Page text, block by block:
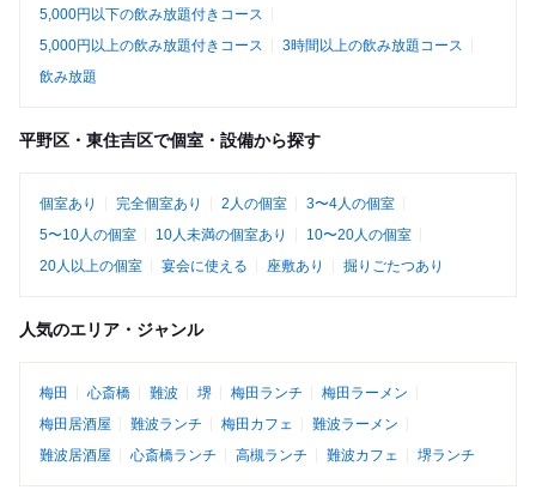
5,000円以下の飲み放題付きコース
5,000円以上の飲み放題付きコース
3時間以上の飲み放題コース
飲み放題
平野区・東住吉区で個室・設備から探す
個室あり 完全個室あり 2人の個室
3〜4人の個室
5〜10人の個室
10人未満の個室あり
10〜20人の個室
20人以上の個室
宴会に使える 座敷あり 掘りごたつあり
人気のエリア・ジャンル
梅田 心斎橋 難波 堺 梅田ランチ
梅田ラーメン
梅田居酒屋
難波ランチ 梅田カフェ
難波ラーメン
難波居酒屋
心斎橋ランチ 高槻ランチ 難波カフェ 堺ランチ